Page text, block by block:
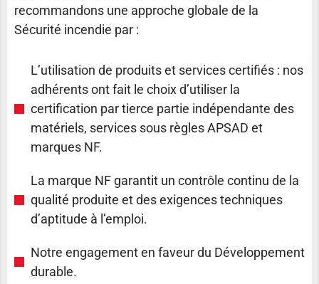
recommandons une approche globale de la
Sécurité incendie par :
L’utilisation de produits et services certifiés : nos
adhérents ont fait le choix d’utiliser la
certification par tierce partie indépendante des
matériels, services sous règles APSAD et
marques NF.
La marque NF garantit un contrôle continu de la
qualité produite et des exigences techniques
d’aptitude à l’emploi.
Notre engagement en faveur du Développement
durable.